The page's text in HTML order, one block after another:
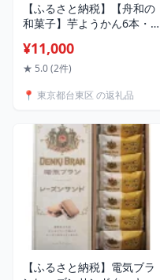
【ふるさと納税】【舟和の
和菓子】芋ようかん6本・
さと納税 和菓子 スイーツ
羊羹 羊かん 芋ようかん 芋
芋 グルメ 贈答 お取り寄せ
土産 手土産 お祝い 内祝い
¥11,000
★ 5.0 (2件)
📍 東京都台東区 の返礼品
【ふるさと納税】電気ブラ